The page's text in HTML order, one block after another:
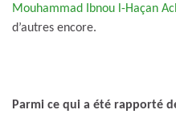
Mouhammad Ibnou l-Haçan
d’autres encore.
Parmi ce qui a été rapporté